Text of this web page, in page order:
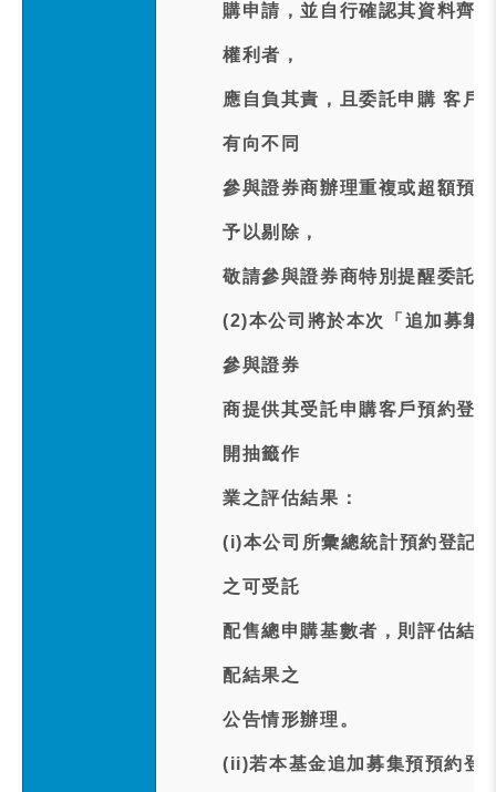
購申請，並自行確認其資料齊
權利者，
應自負其責，且委託申購 客戶
有向不同
參與證券商辦理重複或超額預
予以剔除，
敬請參與證券商特別提醒委託
(2)本公司將於本次「追加募集
參與證券
商提供其受託申購客戶預約登
開抽籤作
業之評估結果：
(i)本公司所彙總統計預約登記
之可受託
配售總申購基數者，則評估結
配結果之
公告情形辦理。
(ii)若本基金追加募集預預約登